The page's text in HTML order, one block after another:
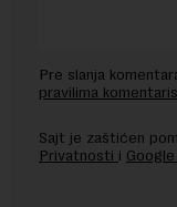
Pre slanja
pravilima
Sajt je zaštićen
Privatnosti i